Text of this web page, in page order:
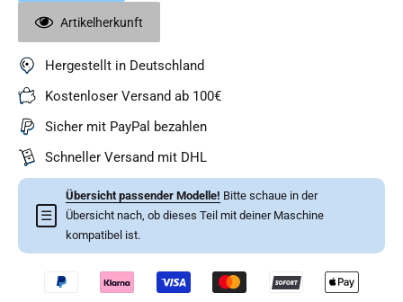
Artikelherkunft
Hergestellt in Deutschland
Kostenloser Versand ab 100€
Sicher mit PayPal bezahlen
Schneller Versand mit DHL
☰
Übersicht passender Modelle! Bitte schaue in der
Übersicht nach, ob dieses Teil mit deiner Maschine
kompatibel ist.